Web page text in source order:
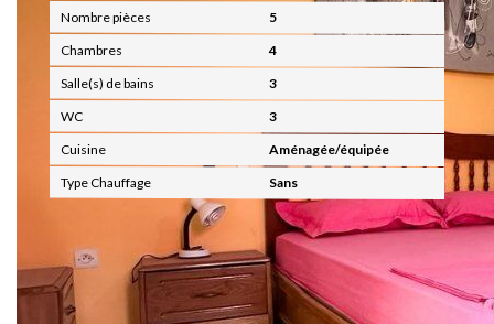
Nombre pièces
5
Chambres
4
Salle(s) de bains
3
WC
3
Cuisine
Aménagée/équipée
Type Chauffage
Sans
Autres